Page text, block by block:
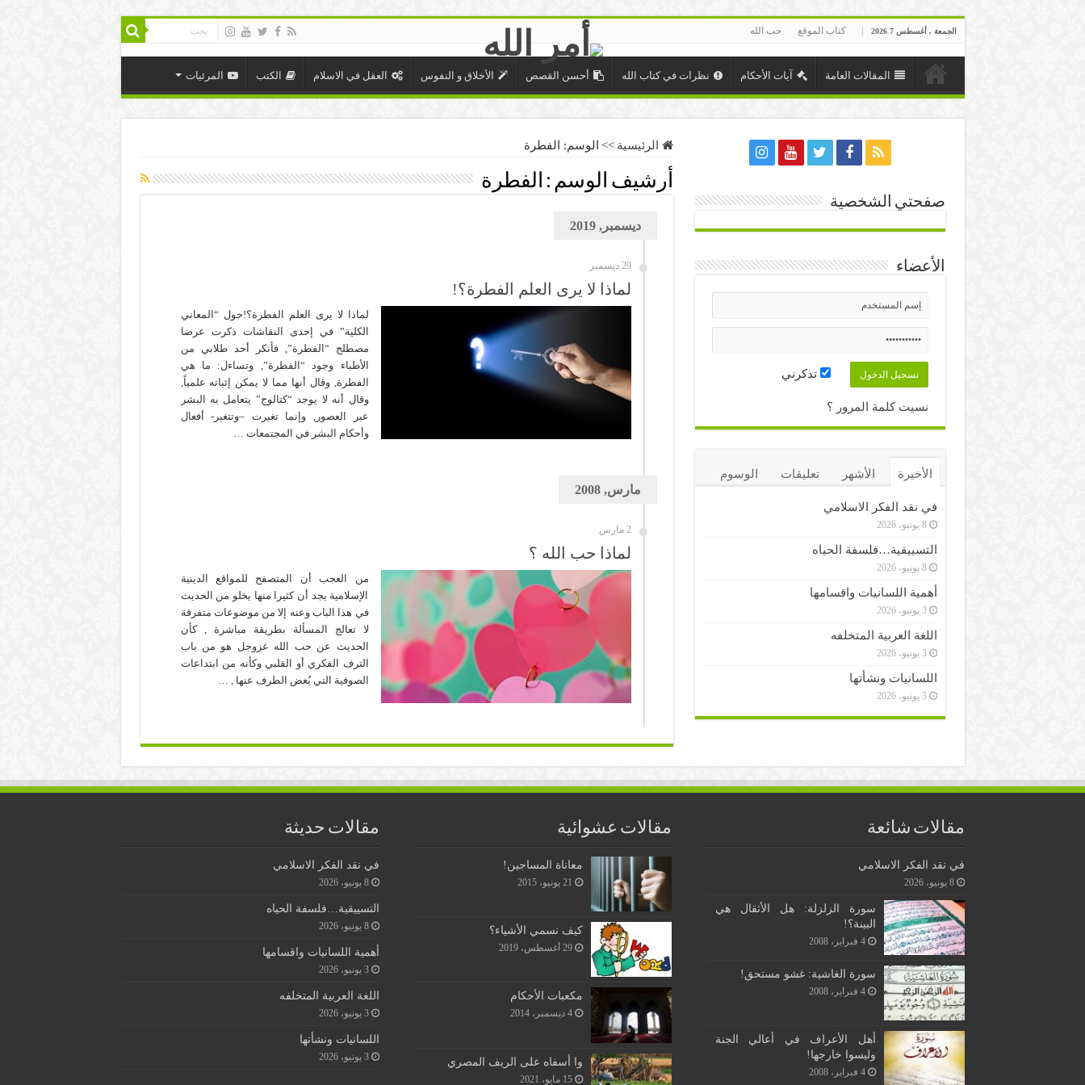
الجمعة , أغسطس 7 2026 كتاب الموقع حب الله
المقالات العامة آيات الأحكام نظرات في كتاب الله أحسن القصص الأخلاق و النفوس العقل في الاسلام الكتب المرئيات
الرئيسية >> الوسم: الفطرة
أرشيف الوسم : الفطرة
ديسمبر, 2019
29 ديسمبر
لماذا لا يرى العلم الفطرة؟!
لماذا لا يرى العلم الفطرة؟!حول “المعاني
الكلية” في إحدى النقاشات ذكرت عرضا
مصطلح “الفطرة”, فأنكر أحد طلابي من
الأطباء وجود “الفطرة”, وتساءل: ما هي
الفطرة, وقال أنها مما لا يمكن إثباته علمياً,
وقال أنه لا يوجد “كتالوج” يتعامل به البشر
عبر العصور, وإنما تغيرت –وتتغير- أفعال
وأحكام البشر في المجتمعات …
مارس, 2008
2 مارس
لماذا حب الله ؟
من العجب أن المتصفح للمواقع الدينية
الإسلامية يجد أن كثيرا منها يخلو من الحديث
في هذا الباب وعنه إلا من موضوعات متفرقة
لا تعالج المسألة بطريقة مباشرة , كأن
الحديث عن حب الله عزوجل هو من باب
الترف الفكري أو القلبي وكأنه من ابتداعات
الصوفية التي يُغض الطرف عنها , …
صفحتي الشخصية
الأعضاء
تذكرني
نسيت كلمة المرور ؟
الأخيرة الأشهر تعليقات الوسوم
في نقد الفكر الاسلامي
8 يونيو، 2026
التسييقية…فلسفة الحياه
8 يونيو، 2026
أهمية اللسانيات واقسامها
3 يونيو، 2026
اللغة العربية المتخلفه
3 يونيو، 2026
اللسانيات ونشأتها
3 يونيو، 2026
مقالات شائعة
في نقد الفكر الاسلامي
8 يونيو، 2026
سورة الزلزلة: هل الأثقال هي
البينة؟!
4 فبراير، 2008
سورة الغاشية: غشو مستحق!
4 فبراير، 2008
أهل الأعراف في أعالي الجنة
وليسوا خارجها!
4 فبراير، 2008
مقالات عشوائية
معاناة المساجين!
21 يونيو، 2015
كيف نسمي الأشياء؟
29 أغسطس، 2019
مكعبات الأحكام
4 ديسمبر، 2014
وا أسفاه على الريف المصري
15 مايو، 2021
مقالات حديثة
في نقد الفكر الاسلامي
8 يونيو، 2026
التسييقية…فلسفة الحياه
8 يونيو، 2026
أهمية اللسانيات واقسامها
3 يونيو، 2026
اللغة العربية المتخلفه
3 يونيو، 2026
اللسانيات ونشأتها
3 يونيو، 2026